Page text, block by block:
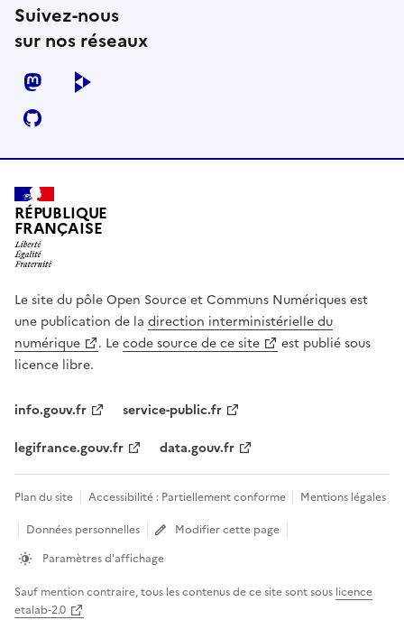
Suivez-nous
sur nos réseaux
mastodon
RÉPUBLIQUE
FRANÇAISE
Le site du pôle Open Source et Communs Numériques est
une publication de la direction interministérielle du
numérique
. Lecode source de ce site
est publié sous
licence libre.
info.gouv.fr
service-public.fr
legifrance.gouv.fr
data.gouv.fr
Plan du site Accessibilité : Partiellement conforme
Mentions légales
Données personnelles
Modifier cette page
Paramètres d'affichage
Sauf mention contraire, tous les contenus de ce site sont sous licence
etalab-2.0